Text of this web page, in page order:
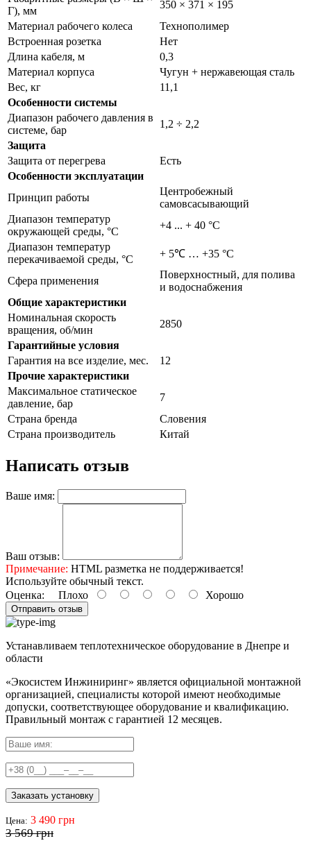
Г), мм
350 × 371 × 195
Материал рабочего колеса
Технополимер
Встроенная розетка
Нет
Длина кабеля, м
0,3
Материал корпуса
Чугун + нержавеющая сталь
Вес, кг
11,1
Особенности системы
Диапазон рабочего давления в
системе, бар
1,2 ÷ 2,2
Защита
Защита от перегрева
Есть
Особенности эксплуатации
Принцип работы
Центробежный
самовсасывающий
Диапазон температур
окружающей среды, °С
+4 ... + 40 °C
Диапазон температур
перекачиваемой среды, °С
+ 5℃ … +35 °С
Сфера применения
Поверхностный, для полива
и водоснабжения
Общие характеристики
Номинальная скорость
вращения, об/мин
2850
Гарантийные условия
Гарантия на все изделие, мес.
12
Прочие характеристики
Максимальное статическое
давление, бар
7
Страна бренда
Словения
Страна производитель
Китай
Написать отзыв
Ваше имя:
Ваш отзыв:
Примечание: HTML разметка не поддерживается!
Используйте обычный текст.
Оценка: Плохо Хорошо
Отправить отзыв
Устанавливаем теплотехническое оборудование в Днепре и
области
«Экосистем Инжиниринг» является официальной монтажной
организацией, специалисты которой имеют необходимые
допуски, соответствующее оборудование и квалификацию.
Правильный монтаж с гарантией 12 месяцев.
Заказать установку
Цена: 3 490 грн
3 569 грн